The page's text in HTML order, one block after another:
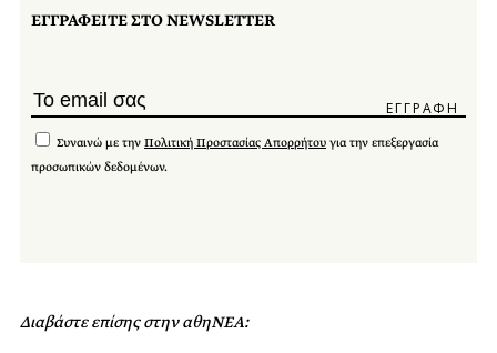
ΕΓΓΡΑΦΕΙΤΕ ΣΤΟ NEWSLETTER
Συναινώ με την Πολιτική Προστασίας Απορρήτου για την επεξεργασία
προσωπικών δεδομένων.
Διαβάστε επίσης στην αθηΝΕΑ: